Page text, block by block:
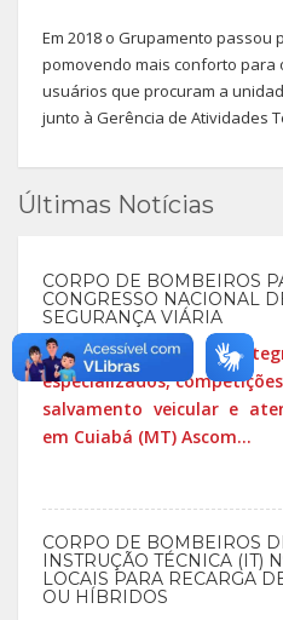
Em 2018 o Grupamento
pomovendo mais conforto para
usuários que procuram a
junto à Gerência de Atividades
Últimas Notícias
CORPO DE BOMBEIROS
CONGRESSO NACIONAL
SEGURANÇA VIÁRIA
Militares
especializados,
salvamento veicular e
em Cuiabá (MT) Ascom...
CORPO DE BOMBEIROS
INSTRUÇÃO TÉCNICA (IT)
LOCAIS PARA RECARGA
OU HÍBRIDOS